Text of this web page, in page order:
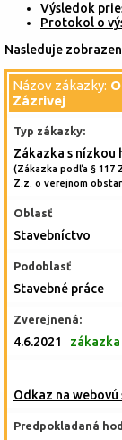
Výsledok
Protokol o
Nasleduje
Názov zákazky:
Zázrivej
Typ zákazky:
Zákazka s nízkou
(Zákazka podľa § 117
Z.z. o verejnom
Oblasť
Stavebníctvo
Podoblasť
Stavebné práce
Zverejnená:
4.6.2021
Odkaz na
Predpokladaná